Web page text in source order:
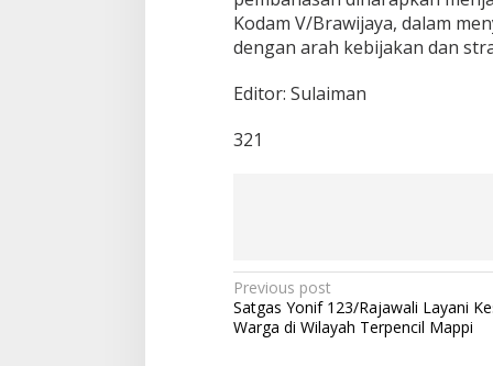
Kodam V/Brawijaya, dalam
dengan arah kebijakan dan
Editor: Sulaiman
321
P
o
Previous post
Satgas Yonif 123/Rajawali Layani
Warga di Wilayah Terpencil Mappi